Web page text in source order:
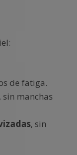
de fatiga.
, sin manchas
, sin